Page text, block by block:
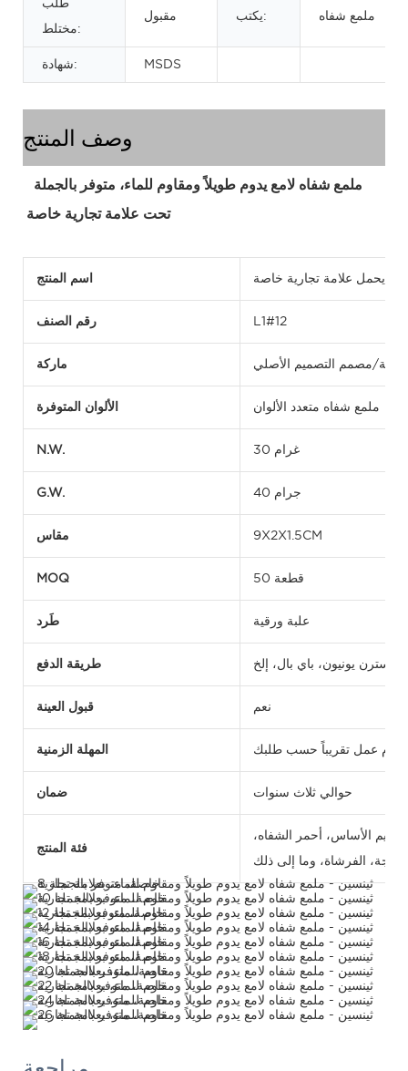
طلب
مختلط:
مقبول يكتب: ملمع شفاه
شهادة: MSDS
وصف المنتج
تحت علامة تجارية خاصة
اسم المنتج يحمل علامة تجارية خاصة
رقم الصنف L1#12
ماركة مصمم التصميم الأصلي
الألوان المتوفرة ملمع شفاه متعدد الألوان
N.W. 30 غرام
G.W. 40 جرام
مقاس 9X2X1.5CM
MOQ 50 قطعة
طَرد علبة ورقية
طريقة الدفع يونيون، باي بال، إلخ
قبول العينة نعم
المهلة الزمنية
ضمان حوالي ثلاث سنوات
فئة المنتج
كريم الأساس، أحمر الشفاه،